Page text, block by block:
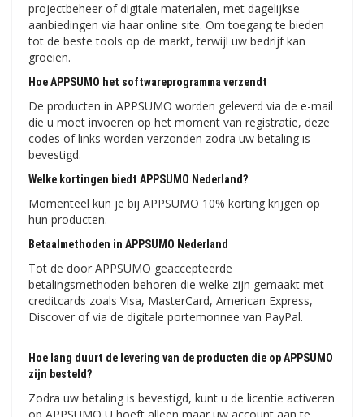
projectbeheer of digitale materialen, met dagelijkse
aanbiedingen via haar online site. Om toegang te bieden
tot de beste tools op de markt, terwijl uw bedrijf kan
groeien.
Hoe APPSUMO het softwareprogramma verzendt
De producten in APPSUMO worden geleverd via de e-mail
die u moet invoeren op het moment van registratie, deze
codes of links worden verzonden zodra uw betaling is
bevestigd.
Welke kortingen biedt APPSUMO Nederland?
Momenteel kun je bij APPSUMO 10% korting krijgen op
hun producten.
Betaalmethoden in APPSUMO Nederland
Tot de door APPSUMO geaccepteerde
betalingsmethoden behoren die welke zijn gemaakt met
creditcards zoals Visa, MasterCard, American Express,
Discover of via de digitale portemonnee van PayPal.
Hoe lang duurt de levering van de producten die op APPSUMO
zijn besteld?
Zodra uw betaling is bevestigd, kunt u de licentie activeren